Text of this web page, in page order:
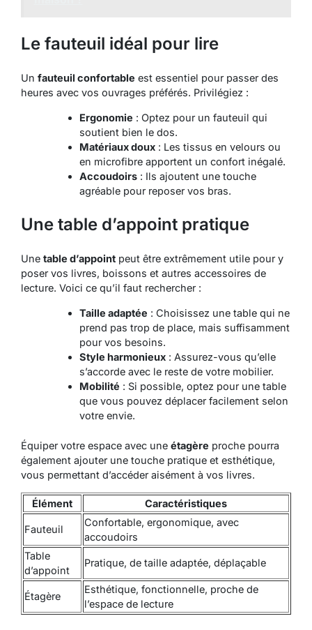
Le fauteuil idéal pour lire
Un fauteuil confortable est essentiel pour passer des
heures avec vos ouvrages préférés. Privilégiez :
Ergonomie : Optez pour un fauteuil qui
soutient bien le dos.
Matériaux doux: Les tissus en velours ou
en microfibre apportent un confort inégalé.
Accoudoirs: Ils ajoutent une touche
agréable pour reposer vos bras.
Une table d’appoint pratique
Une table d’appoint peut être extrêmement utile pour y
poser vos livres, boissons et autres accessoires de
lecture. Voici ce qu’il faut rechercher :
Taille adaptée : Choisissez une table qui ne
prend pas trop de place, mais suffisamment
pour vos besoins.
Style harmonieux: Assurez-vous qu’elle
s’accorde avec le reste de votre mobilier.
Mobilité : Si possible, optez pour une table
que vous pouvez déplacer facilement selon
votre envie.
Équiper votre espace avec une étagère proche pourra
également ajouter une touche pratique et esthétique,
vous permettant d’accéder aisément à vos livres.
Élément Caractéristiques
Fauteuil
Confortable, ergonomique, avec
accoudoirs
Table
d’appoint
Pratique, de taille adaptée, déplaçable
Étagère
Esthétique, fonctionnelle, proche de
l’espace de lecture